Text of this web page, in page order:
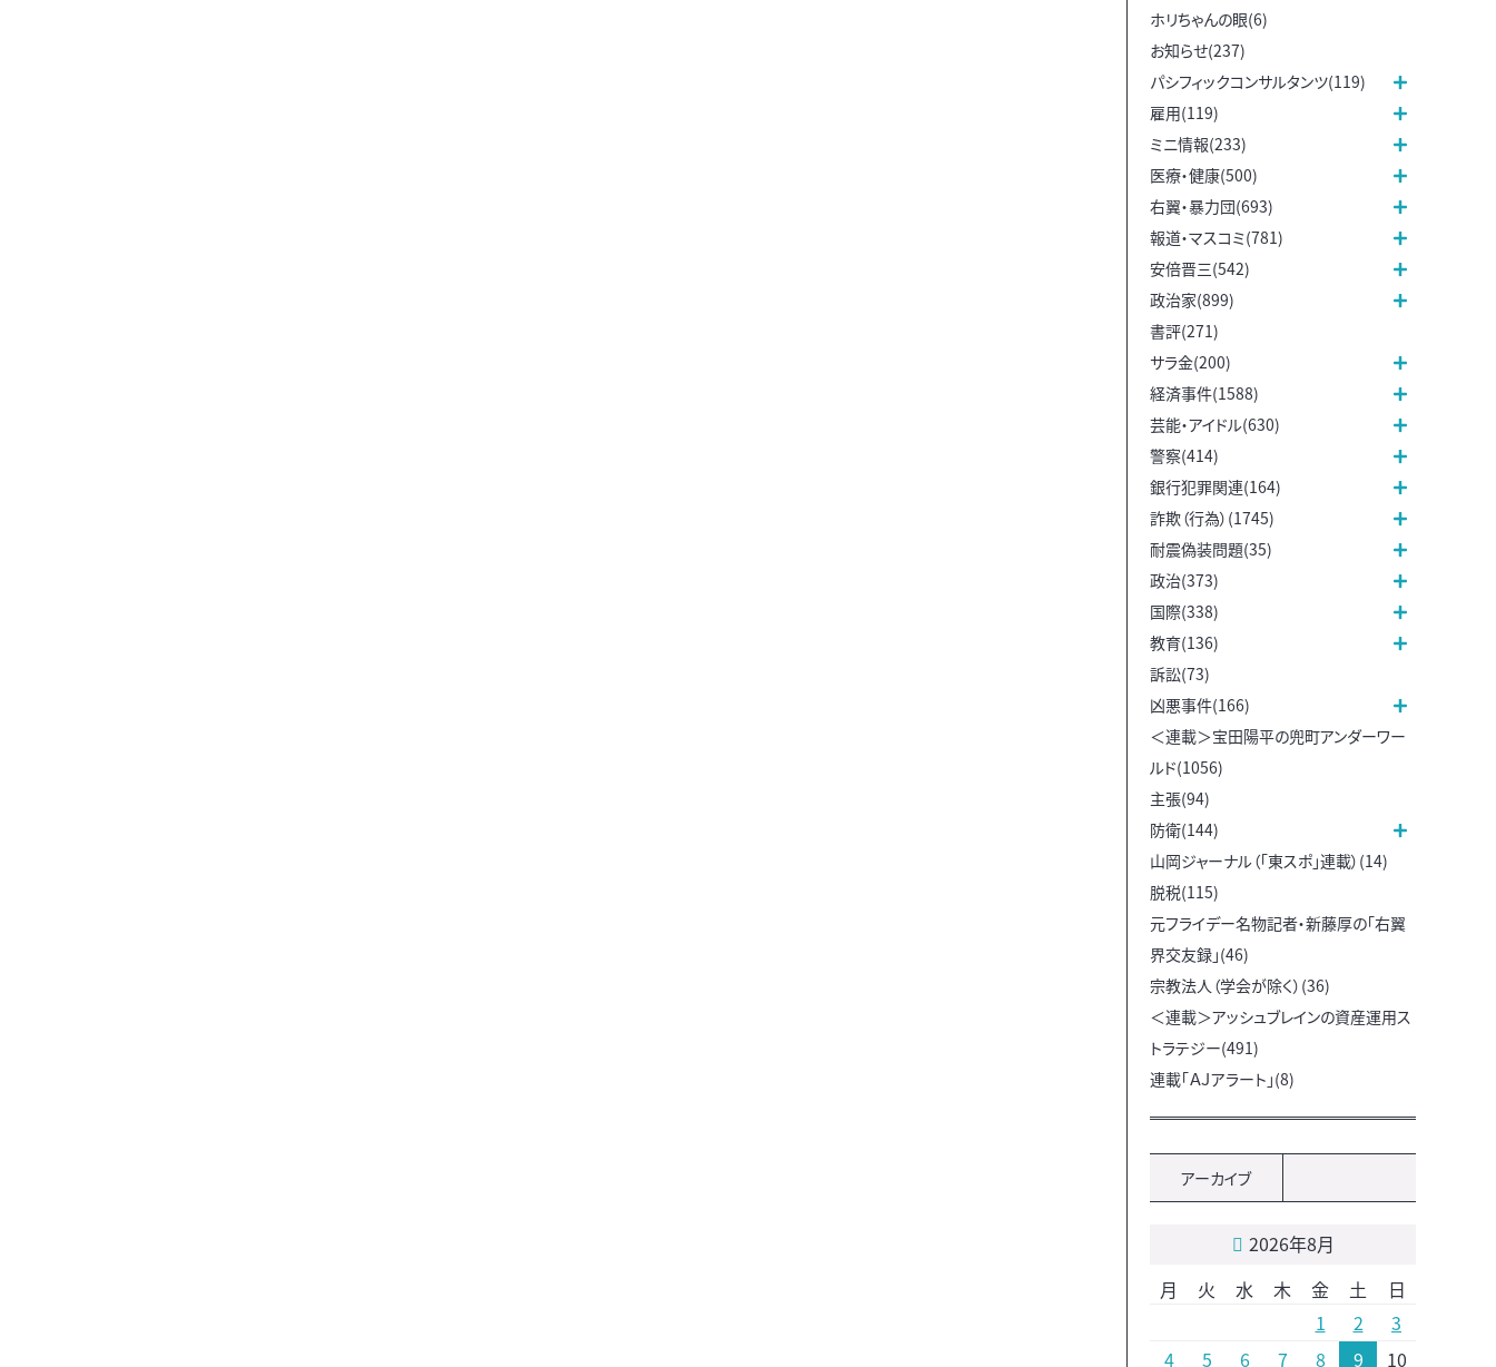
ホリちゃんの眼(6)
お知らせ(237)
パシフィックコンサルタンツ(119)
雇用(119)
ミニ情報(233)
医療・健康(500)
右翼・暴力団(693)
報道・マスコミ(781)
安倍晋三(542)
政治家(899)
書評(271)
サラ金(200)
経済事件(1588)
芸能・アイドル(630)
警察(414)
銀行犯罪関連(164)
詐欺（行為）(1745)
耐震偽装問題(35)
政治(373)
国際(338)
教育(136)
訴訟(73)
凶悪事件(166)
＜連載＞宝田陽平の兜町アンダーワー
ルド(1056)
主張(94)
防衛(144)
山岡ジャーナル（「東スポ」連載）(14)
脱税(115)
元フライデー名物記者・新藤厚の「右翼
界交友録」(46)
宗教法人（学会が除く）(36)
＜連載＞アッシュブレインの資産運用ス
トラテジー(491)
連載「ＡＪアラート」(8)
アーカイブ
2026年8月
月
火 水 木 金 土
日
1
2
3
4
5 6 7 8 9 10